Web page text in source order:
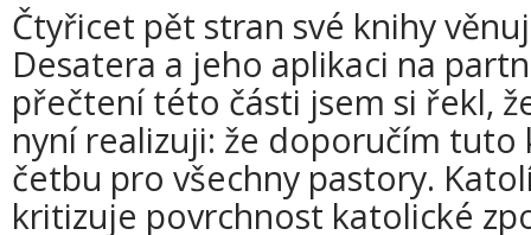
Čtyřicet pět stran své knihy
Desatera a jeho aplikaci na
přečtení této části jsem si řekl,
nyní realizuji: že doporučím tuto
četbu pro všechny pastory.
kritizuje povrchnost katolické